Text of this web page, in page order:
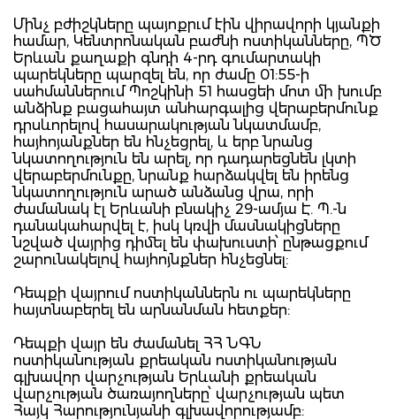
Մինչ բժիշկները պայոքրւմ էին վիրավորի կյանքի
համար, Կենտրոնական բաժնի ոստիկանները, ՊԾ
Երևան քաղաքի գնդի 4-րդ գումարտակի
պարեկները պարզել են, որ ժամը 01:55-ի
սահմաններում Պոշկինի 51 հասցեի մոտ մի խումբ
անձինք բացահայտ անհարգալից վերաբերմունք
դրսևորելով հասարակության նկատմամբ,
հայհոյանքներ են հնչեցրել, և երբ նրանց
նկատողություն են արել, որ դադարեցնեն լկտի
վերաբերմունքը, նրանք հարձակվել են իրենց
նկատողություն արած անձանց վրա, որի
ժամանակ էլ Երևանի բնակիչ 29-ամյա Է. Պ.-ն
դանակահարվել է, իսկ կռվի մասնակիցները
նշված վայրից դիմել են փախուստի՝ ընթացքում
շարունակելով հայհոյնքներ հնչեցնել:
Դեպքի վայրում ոստիկաններն ու պարեկները
հայտնաբերել են արնանման հետքեր:
Դեպքի վայր են ժամանել ՀՀ ՆԳՆ
ոստիկանության քրեական ոստիկանության
գլխավոր վարչության Երևանի քրեական
վարչության ծառայողները՝ վարչության պետ
Հայկ Հարությունյանի գլխավորությամբ: